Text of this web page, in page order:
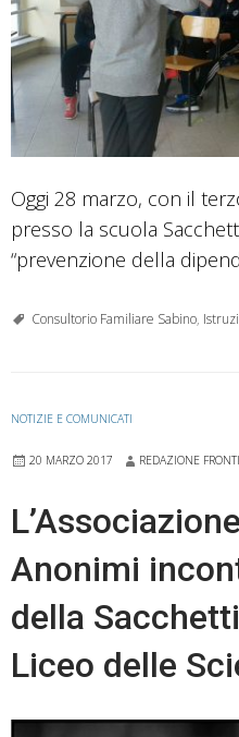
Oggi 28 marz­o, con il
presso la scuola
“prevenzione della
Consultorio Familiare Sabino,
NOTIZIE E COMUNICATI
20 MARZO 2017 REDAZIONE
Anonimi
della
Liceo delle